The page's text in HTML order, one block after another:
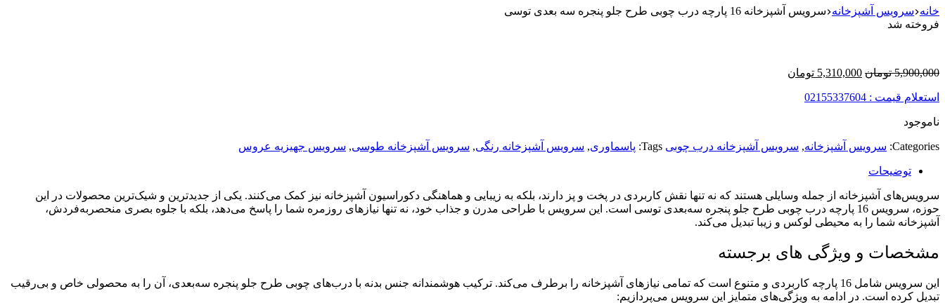
خانه سرویس آشپزخانه سرویس آشپزخانه 16 پارچه درب چوبی طرح جلو پنجره سه بعدی توسی
فروخته شد
5,900,000 تومان قیمت
5,900,000 تومان
5,310,000 تومان
استعلام قیمت : 02155337604
ناموجود
Categories: سرویس آشپزخانه, سرویس آشپزخانه درب چوبی Tags: پاسماوری, سرویس آشپزخانه رنگی, سرویس آشپزخانه طوسی, سرویس جهیزیه عروس
توضیحات
سرویس‌های آشپزخانه از جمله وسایلی هستند که نه تنها نقش کاربردی در پخت و پز دارند، بلکه به زیبایی و هماهنگی دکوراسیون آشپزخانه نیز کمک می‌کنند. یکی از جدیدترین و شیک‌ترین محصولات در این
حوزه، سرویس 16 پارچه درب چوبی طرح جلو پنجره سه‌بعدی توسی است. این سرویس با طراحی مدرن و جذاب خود، نه تنها نیازهای روزمره شما را پاسخ می‌دهد، بلکه با جلوه بصری منحصر‌به‌فردش،
آشپزخانه شما را به محیطی لوکس و زیبا تبدیل می‌کند.
مشخصات و ویژگی‌ های برجسته
این سرویس شامل 16 پارچه کاربردی و متنوع است که تمامی نیازهای آشپزخانه را برطرف می‌کند. ترکیب هوشمندانه جنس بدنه با درب‌های چوبی طرح جلو پنجره سه‌بعدی، آن را به محصولی خاص و بی‌رقیب
تبدیل کرده است. در ادامه به ویژگی‌های متمایز این سرویس می‌پردازیم: